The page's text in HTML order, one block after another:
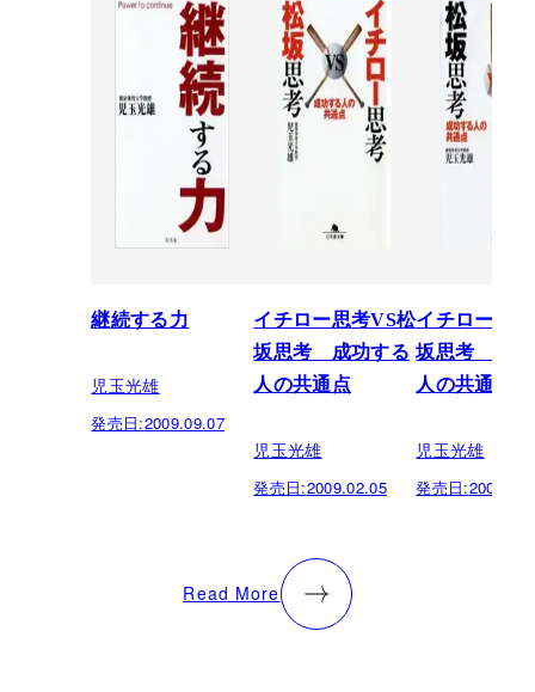
継続する力
児玉光雄
発売日:2009.09.07
イチロー思考VS松
坂思考 成功する
人の共通点
児玉光雄
発売日:2009.02.05
イチロー思
坂思考 成功
人の共通点
児玉光雄
発売日:
Read More